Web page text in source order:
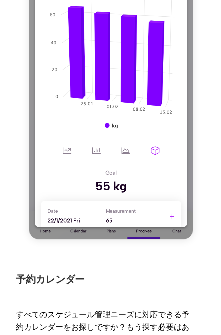
予約カレンダー
すべてのスケジュール管理ニーズに対応できる予
約カレンダーをお探しですか？もう探す必要はあ